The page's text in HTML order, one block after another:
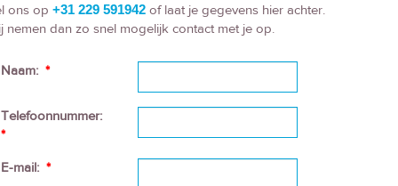
ons op +31 229 591942 of laat je gegevens hier achter.
nemen dan zo snel mogelijk contact met je op.
Naam: *
Telefoonnummer:
*
E-mail: *